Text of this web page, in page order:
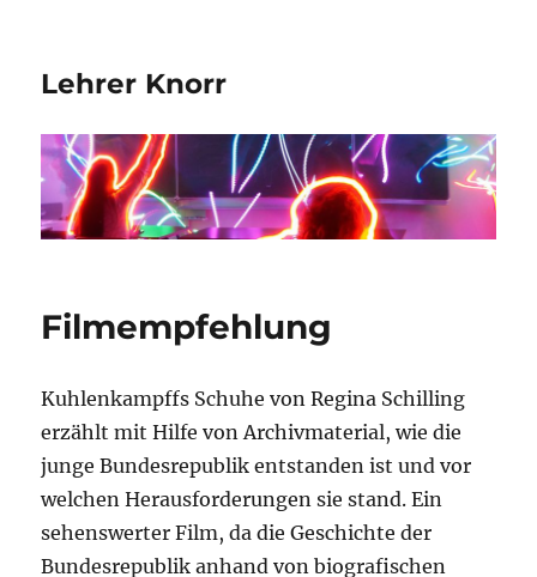
Lehrer Knorr
Filmempfehlung
Kuhlenkampffs Schuhe von Regina Schilling
erzählt mit Hilfe von Archivmaterial, wie die
junge Bundesrepublik entstanden ist und vor
welchen Herausforderungen sie stand. Ein
sehenswerter Film, da die Geschichte der
Bundesrepublik anhand von biografischen